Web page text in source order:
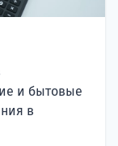
и бытовые
в